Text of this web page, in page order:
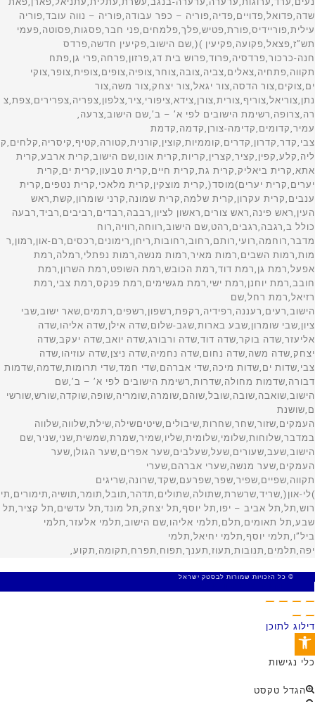
© כל הזכויות שמורות לבסטק ישראל
דילוג לתוכן
פתח סרגל נגישות
כלי נגישות
הגדל טקסט